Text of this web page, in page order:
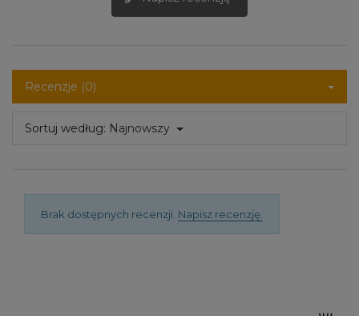
Recenzje (0)
Sortuj według: Najnowszy
Brak dostępnych recenzji. Napisz recenzję.